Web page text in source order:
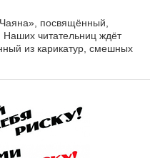
посвящённый,
из карикатур, смешных